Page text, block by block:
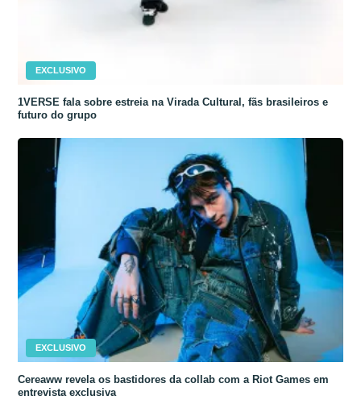
EXCLUSIVO
1VERSE fala sobre estreia na Virada Cultural, fãs brasileiros e
futuro do grupo
EXCLUSIVO
Cereaww revela os bastidores da collab com a Riot Games em
entrevista exclusiva